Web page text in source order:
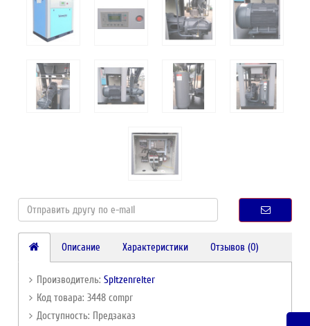
Описание Характеристики Отзывов (0)
Производитель:Spitzenreiter
Код товара: 3448 compr
Доступность: Предзаказ